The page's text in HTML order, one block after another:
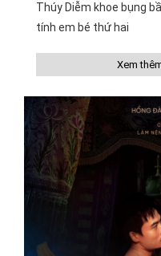
Thúy Diễm khoe bụng
tính em bé thứ hai
Xem